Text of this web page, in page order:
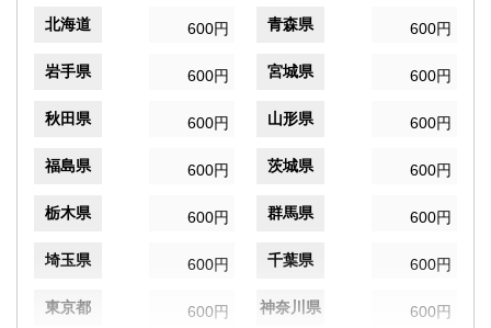
北海道 600円 青森県 600円
岩手県 600円 宮城県 600円
秋田県 600円 山形県 600円
福島県 600円 茨城県 600円
栃木県 600円 群馬県 600円
埼玉県 600円 千葉県 600円
東京都 600円 神奈川県 600円